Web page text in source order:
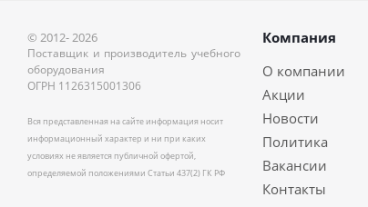
© 2012- 2026
Поставщик и производитель учебного
оборудования
ОГРН 1126315001306
Вся представленная на сайте информация носит
информационный характер и ни при каких
условиях не является публичной офертой,
определяемой положениями Статьи 437(2) ГК РФ
Компания
О компании
Акции
Новости
Политика
Вакансии
Контакты